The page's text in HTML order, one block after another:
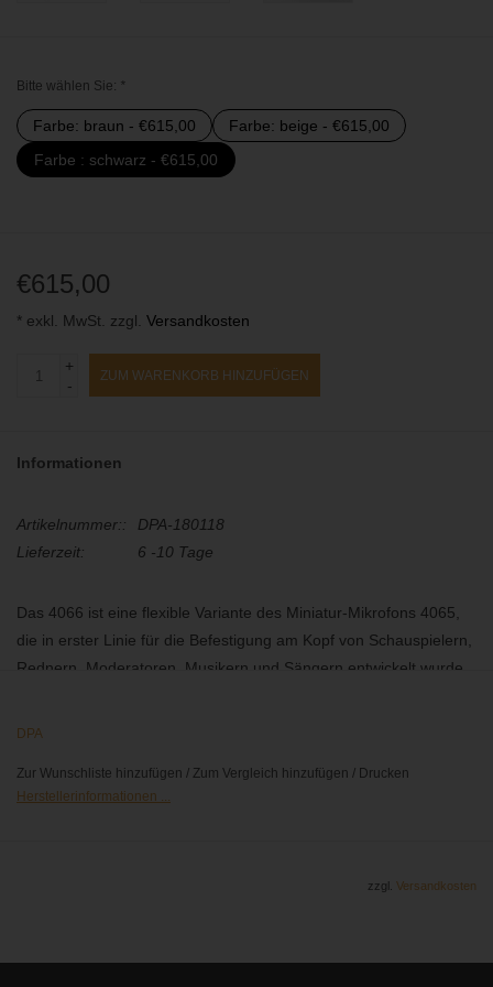
Bitte wählen Sie: *
Farbe: braun - €615,00
Farbe: beige - €615,00
Farbe : schwarz - €615,00
€615,00
* exkl. MwSt. zzgl. Versandkosten
+
-
ZUM WARENKORB HINZUFÜGEN
Informationen
Artikelnummer::
DPA-180118
Lieferzeit:
6 -10 Tage
Das 4066 ist eine flexible Variante des Miniatur-Mikrofons 4065,
die in erster Linie für die Befestigung am Kopf von Schauspielern,
Rednern, Moderatoren, Musikern und Sängern entwickelt wurde.
robust konstruiert und kann für linksseitige oder rechtsseitige
Montage des Mikrofons verwendet werden.
abnehmbarer Nackenbügel
DPA
Zur Wunschliste hinzufügen / Zum Vergleich hinzufügen / Drucken
Herstellerinformationen ...
zzgl. Versandkosten